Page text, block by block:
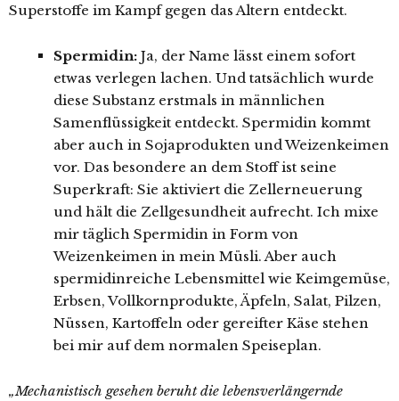
Superstoffe im Kampf gegen das Altern entdeckt.
Spermidin: Ja, der Name lässt einem sofort
etwas verlegen lachen. Und tatsächlich wurde
diese Substanz erstmals in männlichen
Samenflüssigkeit entdeckt. Spermidin kommt
aber auch in Sojaprodukten und Weizenkeimen
vor. Das besondere an dem Stoff ist seine
Superkraft: Sie aktiviert die Zellerneuerung
und hält die Zellgesundheit aufrecht. Ich mixe
mir täglich Spermidin in Form von
Weizenkeimen in mein Müsli. Aber auch
spermidinreiche Lebensmittel wie Keimgemüse,
Erbsen, Vollkornprodukte, Äpfeln, Salat, Pilzen,
Nüssen, Kartoffeln oder gereifter Käse stehen
bei mir auf dem normalen Speiseplan.
„Mechanistisch gesehen beruht die lebensverlängernde